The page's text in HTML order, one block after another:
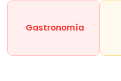
Gastronomía